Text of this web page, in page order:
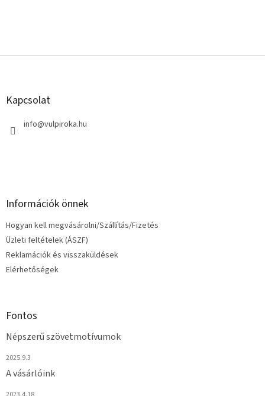
L
Kapcsolat
info@vulpiroka.hu
Információk önnek
Hogyan kell megvásárolni/Szállítás/Fizetés
Üzleti feltételek (ÁSZF)
Reklamációk és visszaküldések
Elérhetőségek
Fontos
Népszerű szövetmotívumok
2025.9.3
A vásárlóink